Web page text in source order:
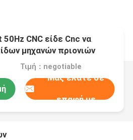
CNC είδε Cnc να
μηχανών πριονιών
Τιμή：negotiable
Μας ελάτε σε
επαφή με